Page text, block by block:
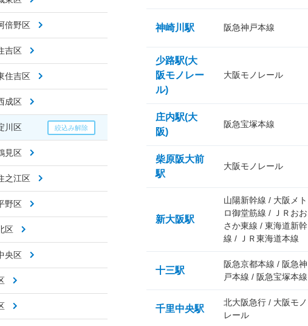
倍野区
吉区
住吉区
成区
川区
見区
之江区
野区
区
央区
神崎川駅 阪急神戸本線
少路駅(大
阪モノレー
ル)
大阪モノレール
庄内駅(大
阪)
阪急宝塚本線
柴原阪大前
駅
大阪モノレール
新大阪駅
山陽新幹線 / 大阪メト
ロ御堂筋線 / ＪＲおお
さか東線 / 東海道新幹
線 / ＪＲ東海道本線
十三駅
阪急京都本線 / 阪急神
戸本線 / 阪急宝塚本線
千里中央駅
北大阪急行 / 大阪モノ
レール